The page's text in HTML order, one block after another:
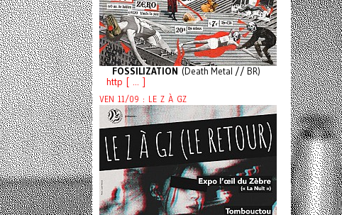
FOSSILIZATION (Death Metal // BR)
http [ ... ]
VEN 11/09 : LE Z À GZ